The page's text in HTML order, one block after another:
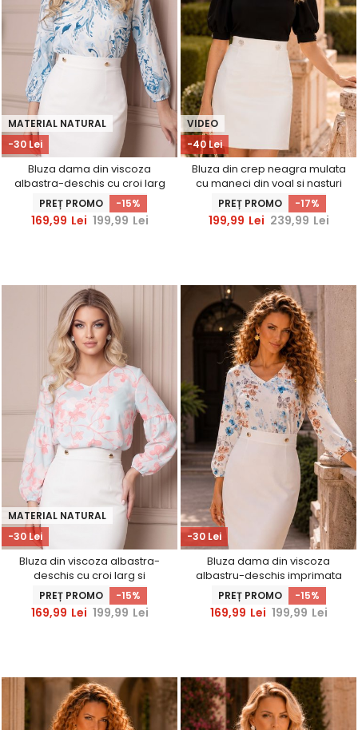
-30 Lei
MATERIAL NATURAL
Bluza dama din viscoza
albastra-deschis cu croi larg
si maneci bufante -
StarShinerS
PREȚ PROMO -15%
169,99 Lei 199,99 Lei
-40 Lei
VIDEO
Bluza din crep neagra mulata
cu maneci din voal si nasturi
decorativi- StarShinerS
PREȚ PROMO -17%
199,99 Lei 239,99 Lei
-30 Lei
MATERIAL NATURAL
Bluza din viscoza albastra-
deschis cu croi larg si
imprimeu floral - StarShinerS
PREȚ PROMO -15%
169,99 Lei 199,99 Lei
-30 Lei
Bluza dama din viscoza
albastru-deschis imprimata
cu un croi larg si maneci
bufante - StarShinerS
PREȚ PROMO -15%
169,99 Lei 199,99 Lei